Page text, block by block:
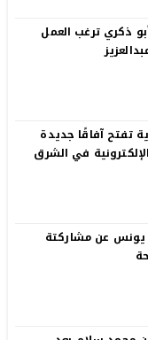
ذكري ترغب العمل
تفتح آفاقًا جديدة
في الشرق
يونس عن مشاركتة